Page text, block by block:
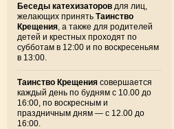
Беседы катехизаторов для лиц,
желающих принять Таинство
Крещения , а также для родителей
детей и крестных проходят по
субботам в 12:00 и по воскресеньям
в 13:00.
Таинство Крещения совершается
каждый день по будням с 10.00 до
16:00, по воскресным и
праздничным дням — с 12.00 до
16:00.